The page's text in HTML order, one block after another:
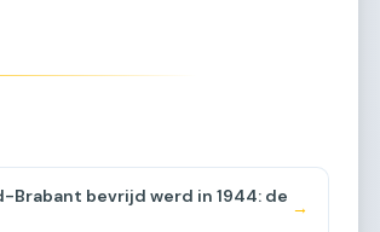
Brabant bevrijd werd in 1944: de
→